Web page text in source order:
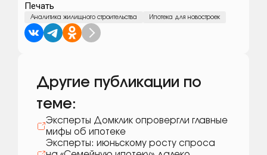
Печать
Аналитика жилищного строительства Ипотека для новостроек
Другие публикации по
теме:
Эксперты Домклик опровергли главные
мифы об ипотеке
Эксперты: июньскому росту спроса